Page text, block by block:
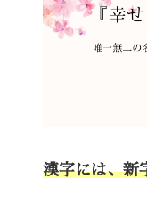
漢字には、新